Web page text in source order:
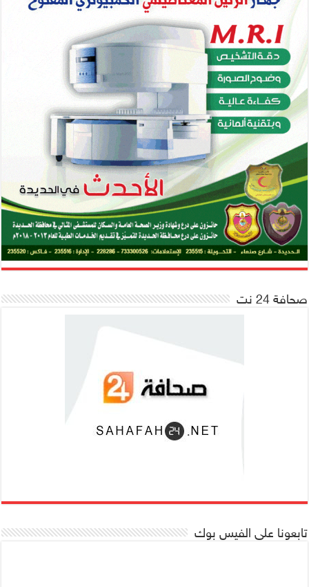
صحافة 24 نت
تابعونا على الفيس بوك